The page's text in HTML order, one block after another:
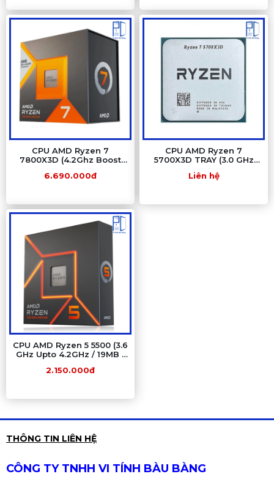
CPU AMD Ryzen 7
7800X3D (4.2Ghz Boost
104Mb) Tray New
6.690.000đ
CPU AMD Ryzen 7
5700X3D TRAY (3.0 GHz
Threads | 96 MB Cache)
Liên hệ
CPU AMD Ryzen 5 5500 (3.6
GHz Upto 4.2GHz / 19MB /
/ Socket AM4)
2.150.000đ
THÔNG TIN LIÊN HỆ
CÔNG TY TNHH VI TÍNH BÀU BÀNG